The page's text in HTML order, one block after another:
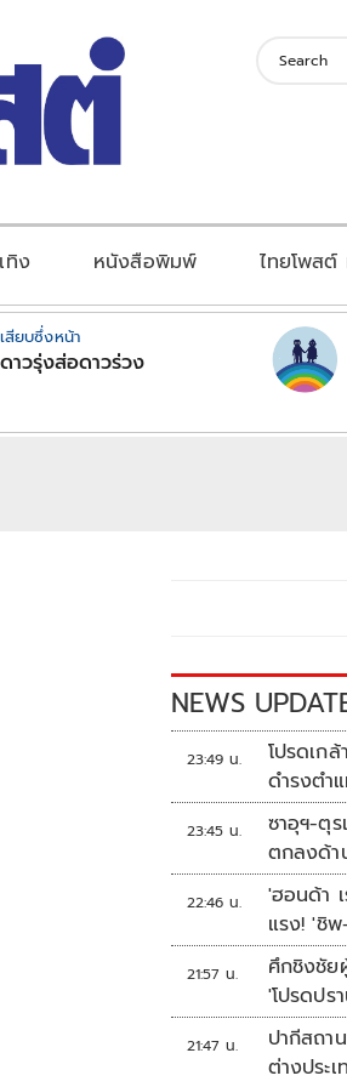
ทิง หนังสือพิมพ์ ไทยโพสต์
เสียบซึ่งหน้า
ดาวรุ่งส่อดาวร่วง
NEWS
23:49 น.
โปรดเก
ดำรงตำ
พระราช
23:45 น.
ซาอุฯ-ตุ
ตกลงด้า
สงคราม
22:46 น.
'ฮอนด้า
แรง! 'ชิ
แถว
21:57 น.
ศึกชิงชัย
'โปรดป
21:47 น.
ปากีสถา
ต่างประ